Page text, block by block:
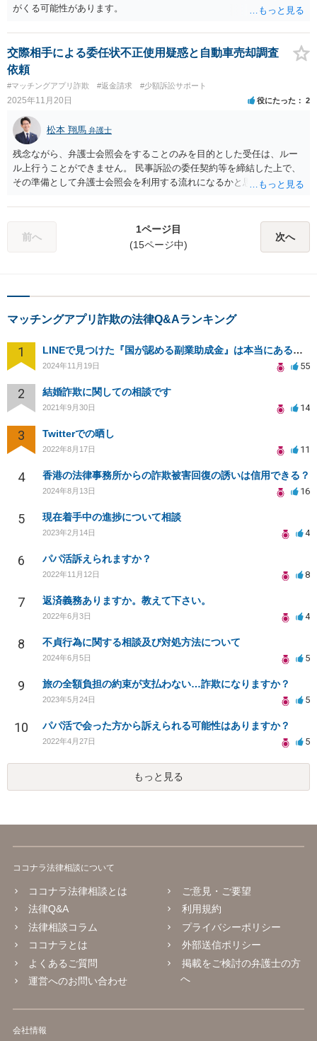
がくる可能性があります。
交際相手による委任状不正使用疑惑と自動車売却調査
依頼
#マッチングアプリ詐欺 #返金請求 #少額訴訟サポート
2025年11月20日 役にたった 2
松本 翔馬 弁護士
残念ながら、弁護士会照会をすることのみを目的とした受任は、ルー
ル上行うことができません。 民事訴訟の委任契約等を締結した上で、
その準備として弁護士会照会を利用する流れになるかと思われます。
前へ
1ページ目
(15ページ中)
次へ
マッチングアプリ詐欺の法律Q&Aランキング
1 LINEで見つけた『国が認める副業助成金』は本当にあるのですか？今それで訴えられそうでどうすれば？
2024年11月19日 55
2 結婚詐欺に関しての相談です
2021年9月30日 14
3 Twitterでの晒し
2022年8月17日 11
4 香港の法律事務所からの詐欺被害回復の誘いは信用できる？
2024年8月13日 16
5 現在着手中の進捗について相談
2023年2月14日 4
6 パパ活訴えられますか？
2022年11月12日 8
7 返済義務ありますか。教えて下さい。
2022年6月3日 4
8 不貞行為に関する相談及び対処方法について
2024年6月5日 5
9 旅の全額負担の約束が支払わない…詐欺になりますか？
2023年5月24日 5
10 パパ活で会った方から訴えられる可能性はありますか？
2022年4月27日 5
もっと見る
ココナラ法律相談について
ココナラ法律相談とは
法律Q&A
法律相談コラム
ココナラとは
よくあるご質問
運営へのお問い合わせ
ご意見・ご要望
利用規約
プライバシーポリシー
外部送信ポリシー
掲載をご検討の弁護士の方
へ
会社情報